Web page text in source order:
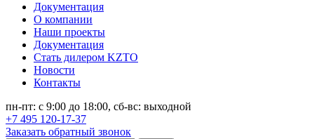
Документация
О компании
Наши проекты
Документация
Стать дилером KZTO
Новости
Контакты
пн-пт: с 9:00 до 18:00, сб-вс: выходной
+7 495 120-17-37
Заказать обратный звонок